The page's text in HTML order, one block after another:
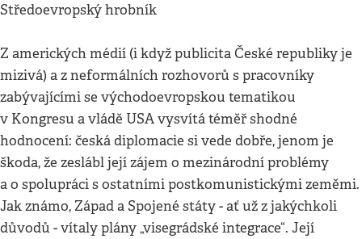
Středoevropský hrobník
Z amerických médií (i když publicita České republiky je
mizivá) a z neformálních rozhovorů s pracovníky
zabývajícími se východoevropskou tematikou
v Kongresu a vládě USA vysvítá téměř shodné
hodnocení: česká diplomacie si vede dobře, jenom je
škoda, že zeslábl její zájem o mezinárodní problémy
a o spolupráci s ostatními postkomunistickými zeměmi.
Jak známo, Západ a Spojené státy - ať už z jakýchkoli
důvodů - vítaly plány „visegrádské integrace“. Její